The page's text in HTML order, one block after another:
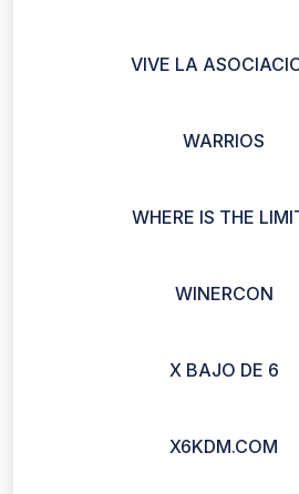
VIVE LA
WARRIOS
WHERE IS THE
WINERCON
X BAJO DE 6
X6KDM.COM